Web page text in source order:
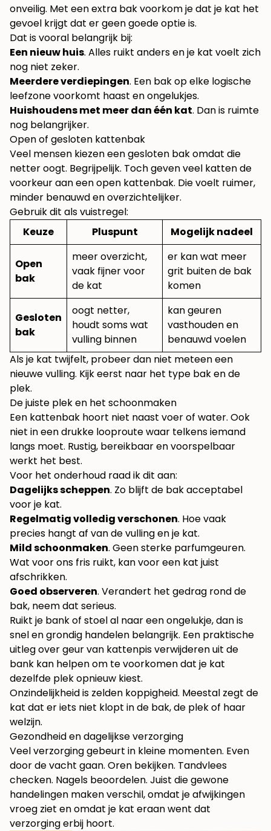
onveilig. Met een extra bak voorkom je dat je kat het
gevoel krijgt dat er geen goede optie is.
Dat is vooral belangrijk bij:
Een nieuw huis. Alles ruikt anders en je kat voelt zich
nog niet zeker.
Meerdere verdiepingen. Een bak op elke logische
leefzone voorkomt haast en ongelukjes.
Huishoudens met meer dan één kat. Dan is ruimte
nog belangrijker.
Open of gesloten kattenbak
Veel mensen kiezen een gesloten bak omdat die
netter oogt. Begrijpelijk. Toch geven veel katten de
voorkeur aan een open kattenbak. Die voelt ruimer,
minder benauwd en overzichtelijker.
Gebruik dit als vuistregel:
Keuze
Pluspunt Mogelijk nadeel
Open
bak
meer overzicht,
vaak fijner voor
de kat
er kan wat meer
grit buiten de bak
komen
Gesloten
bak
oogt netter,
houdt soms wat
vulling binnen
kan geuren
vasthouden en
benauwd voelen
Als je kat twijfelt, probeer dan niet meteen een
nieuwe vulling. Kijk eerst naar het type bak en de
plek.
De juiste plek en het schoonmaken
Een kattenbak hoort niet naast voer of water. Ook
niet in een drukke looproute waar telkens iemand
langs moet. Rustig, bereikbaar en voorspelbaar
werkt het best.
Voor het onderhoud raad ik dit aan:
Dagelijks scheppen. Zo blijft de bak acceptabel
voor je kat.
Regelmatig volledig verschonen. Hoe vaak
precies hangt af van de vulling en je kat.
Mild schoonmaken. Geen sterke parfumgeuren.
Wat voor ons fris ruikt, kan voor een kat juist
afschrikken.
Goed observeren. Verandert het gedrag rond de
bak, neem dat serieus.
Ruikt je bank of stoel al naar een ongelukje, dan is
snel en grondig handelen belangrijk. Een praktische
uitleg overgeur van kattenpis verwijderen uit de
bank kan helpen om te voorkomen dat je kat
dezelfde plek opnieuw kiest.
Onzindelijkheid is zelden koppigheid. Meestal zegt de
kat dat er iets niet klopt in de bak, de plek of haar
welzijn.
Gezondheid en dagelijkse verzorging
Veel verzorging gebeurt in kleine momenten. Even
door de vacht gaan. Oren bekijken. Tandvlees
checken. Nagels beoordelen. Juist die gewone
handelingen maken verschil, omdat je afwijkingen
vroeg ziet en omdat je kat eraan went dat
verzorging erbij hoort.